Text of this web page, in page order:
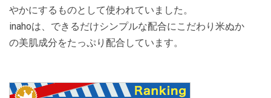
やかにするものとして使われていました。
inahoは、できるだけシンプルな配合にこだわり米ぬか
の美肌成分をたっぷり配合しています。